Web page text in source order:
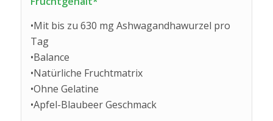
•Mit bis zu 630 mg Ashwagandhawurzel pro
Tag
•Balance
•Natürliche Fruchtmatrix
•Ohne Gelatine
•Apfel-Blaubeer Geschmack